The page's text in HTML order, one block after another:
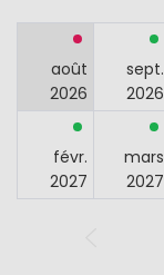
août
2026
sept.
2026
févr.
2027
mars
2027